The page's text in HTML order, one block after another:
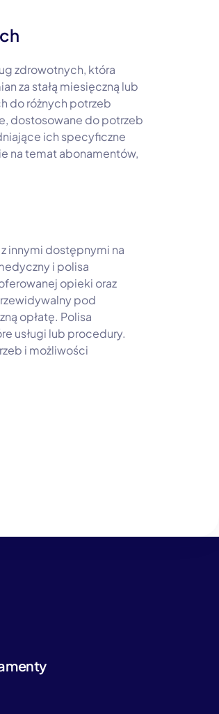
zdrowotnych, która
za stałą miesięczną lub
do różnych potrzeb
dostosowane do potrzeb
ich specyficzne
na temat abonamentów,
innymi dostępnymi na
i polisa
opieki oraz
pod
opłatę. Polisa
usługi lub procedury.
i możliwości